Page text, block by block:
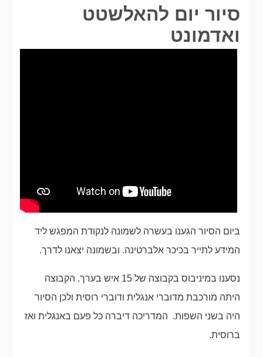
סיור יום להאלשטט
ואדמונט
ביום הסיור הגענו בעשרה לשמונה לנקודת המפגש ליד
המידע לתייר בכיכר אלברטינה. ובשמונה יצאנו לדרך.
נסענו במיניבוס בקבוצה של 15 איש בערך. הקבוצה
היתה מורכבת מדוברי אנגלית ודוברי רוסית ולכן הסיור
היה בשני השפות. המדריכה דיברה כל פעם באנגלית ואז
ברוסית.